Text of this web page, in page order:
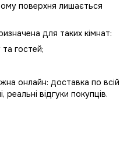
поверхня лишається
для таких кімнат:
та гостей;
онлайн: доставка по всій
реальні відгуки покупців.